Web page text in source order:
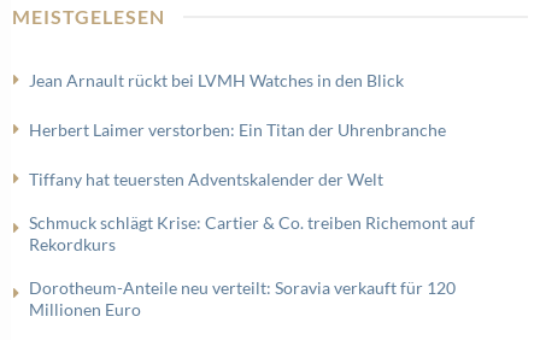
MEISTGELESEN
Jean Arnault rückt bei LVMH Watches in den Blick
Herbert Laimer verstorben: Ein Titan der Uhrenbranche
Tiffany hat teuersten Adventskalender der Welt
Schmuck schlägt Krise: Cartier & Co. treiben Richemont auf
Rekordkurs
Dorotheum-Anteile neu verteilt: Soravia verkauft für 120
Millionen Euro